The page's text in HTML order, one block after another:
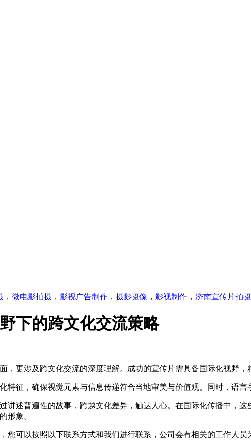
， 微电影拍摄 ， 影视广告制作 ， 摄影摄像 ， 影视制作 ， 济南宣传片拍摄
下的跨文化交流策略
，更涉及跨文化交流的深度理解。成功的宣传片需具备国际化视野
征，确保视觉元素与信息传递符合当地审美与价值观。同时，语言
述普遍性的故事，跨越文化差异，触达人心。在国际化传播中，这
形象。
您可以按照以下联系方式和我们进行联系，公司会有相关的工作人